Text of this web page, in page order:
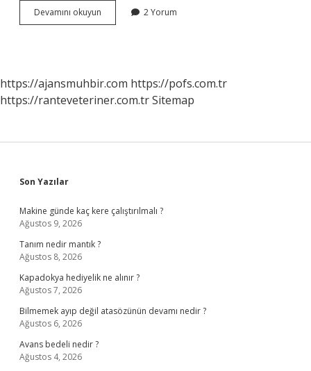
Devamını okuyun
Sonrası
En
Az
2 Yorum
https://ajansmuhbir.com https://pofs.com.tr
https://ranteveteriner.com.trSitemap
Sidebar
Son Yazılar
Makine günde kaç kere çalıştırılmalı ?
Ağustos 9, 2026
Tanım nedir mantık ?
Ağustos 8, 2026
Kapadokya hediyelik ne alınır ?
Ağustos 7, 2026
Bilmemek ayıp değil atasözünün devamı nedir ?
Ağustos 6, 2026
Avans bedeli nedir ?
Ağustos 4, 2026